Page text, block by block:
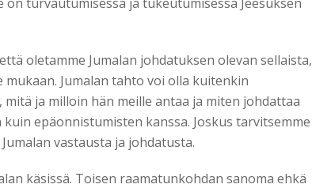
oletamme Jumalan johdatuksen olevan sellaista,
Jumalan tahto voi olla kuitenkin
ja milloin hän meille antaa ja miten johdattaa
epäonnistumisten kanssa. Joskus tarvitsemme
vastausta ja johdatusta.
käsissä. Toisen raamatunkohdan sanoma ehkä